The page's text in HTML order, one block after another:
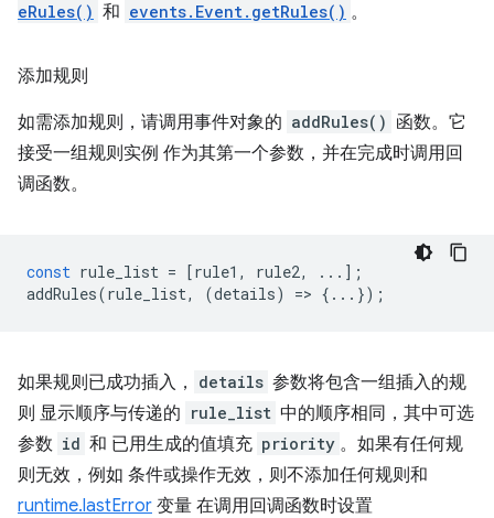
eRules() 和 events.Event.getRules() 。
添加规则
如需添加规则，请调用事件对象的 addRules() 函数。它
接受一组规则实例 作为其第一个参数，并在完成时调用回
调函数。
const rule_list = [rule1 , rule2,
...];
addRules(rule_list, (details) => {...});
如果规则已成功插入， details 参数将包含一组插入的规
则 显示顺序与传递的 rule_list 中的顺序相同，其中可选
参数 id 和 已用生成的值填充 priority 。如果有任何规
则无效，例如 条件或操作无效，则不添加任何规则和
runtime.lastError 变量 在调用回调函数时设置